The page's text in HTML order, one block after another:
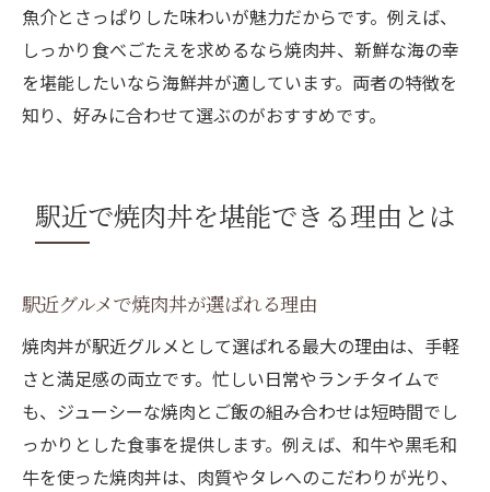
魚介とさっぱりした味わいが魅力だからです。例えば、
しっかり食べごたえを求めるなら焼肉丼、新鮮な海の幸
を堪能したいなら海鮮丼が適しています。両者の特徴を
知り、好みに合わせて選ぶのがおすすめです。
駅近で焼肉丼を堪能できる理由とは
駅近グルメで焼肉丼が選ばれる理由
焼肉丼が駅近グルメとして選ばれる最大の理由は、手軽
さと満足感の両立です。忙しい日常やランチタイムで
も、ジューシーな焼肉とご飯の組み合わせは短時間でし
っかりとした食事を提供します。例えば、和牛や黒毛和
牛を使った焼肉丼は、肉質やタレへのこだわりが光り、